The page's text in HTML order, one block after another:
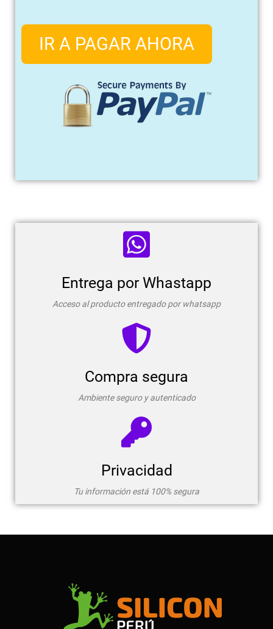
IR A PAGAR AHORA
Entrega por Whastapp
Acceso al producto entregado por whatsapp
Compra segura
Ambiente seguro y autenticado
Privacidad
Tu información está 100% segura